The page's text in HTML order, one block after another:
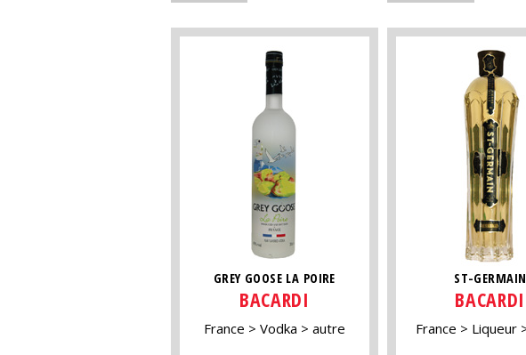
GREY GOOSE LA POIRE
BACARDI
France Vodka autre
ST-GERMAIN
BACARDI
France Liqueur